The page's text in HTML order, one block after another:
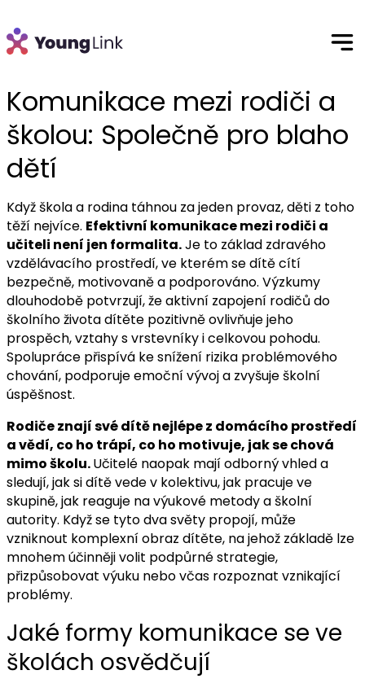
Komunikace mezi rodiči a
školou: Společně pro blaho
dětí
Když škola a rodina táhnou za jeden provaz, děti z toho
těží nejvíce. Efektivní komunikace mezi rodiči a
učiteli není jen formalita.Je to základ zdravého
vzdělávacího prostředí, ve kterém se dítě cítí
bezpečně, motivovaně a podporováno. Výzkumy
dlouhodobě potvrzují, že aktivní zapojení rodičů do
školního života dítěte pozitivně ovlivňuje jeho
prospěch, vztahy s vrstevníky i celkovou pohodu.
Spolupráce přispívá ke snížení rizika problémového
chování, podporuje emoční vývoj a zvyšuje školní
úspěšnost.
Rodiče znají své dítě nejlépe z domácího prostředí
a vědí, co ho trápí, co ho motivuje, jak se chová
mimo školu.Učitelé naopak mají odborný vhled a
sledují, jak si dítě vede v kolektivu, jak pracuje ve
skupině, jak reaguje na výukové metody a školní
autority. Když se tyto dva světy propojí, může
vzniknout komplexní obraz dítěte, na jehož základě lze
mnohem účinněji volit podpůrné strategie,
přizpůsobovat výuku nebo včas rozpoznat vznikající
problémy.
Jaké formy komunikace se ve
školách osvědčují